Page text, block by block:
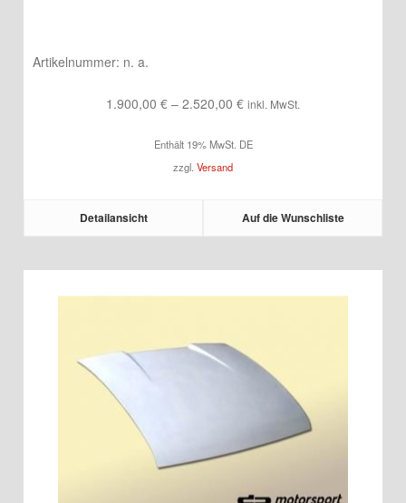
Artikelnummer: n. a.
1.900,00 € – 2.520,00 €Preisspanne:
bis
inkl. MwSt.
Enthält 19% MwSt. DE
zzgl. Versand
Detailansicht Auf die Wunschliste